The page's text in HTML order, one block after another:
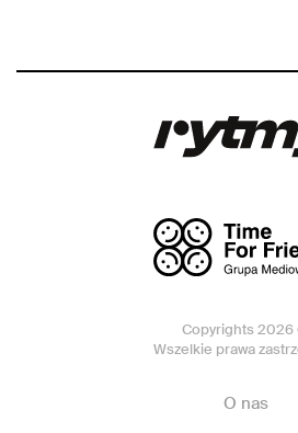
Copyrights 2026
Wszelkie prawa
O nas